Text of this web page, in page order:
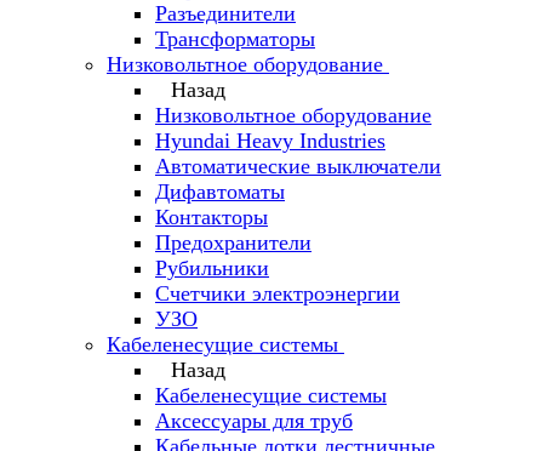
Разъединители
Трансформаторы
Низковольтное оборудование
Назад
Низковольтное оборудование
Hyundai Heavy Industries
Автоматические выключатели
Дифавтоматы
Контакторы
Предохранители
Рубильники
Счетчики электроэнергии
УЗО
Кабеленесущие системы
Назад
Кабеленесущие системы
Аксессуары для труб
Кабельные лотки лестничные